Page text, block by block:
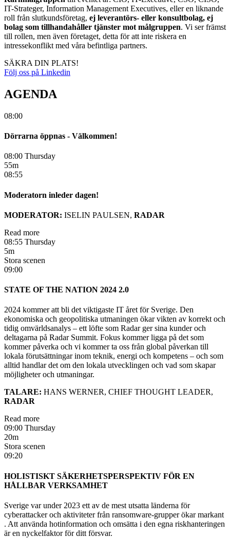
IT-Strateger, Information Management Executives, eller en liknande
roll från slutkundsföretag, ej leverantörs- eller konsultbolag, ej
bolag som tillhandahåller tjänster mot målgruppen. Vi ser främst
till rollen, men även företaget, detta för att inte riskera en
intressekonflikt med våra befintliga partners.
SÄKRA DIN PLATS!
Följ oss på Linkedin
AGENDA
08:00
Dörrarna öppnas - Välkommen!
08:00 Thursday
55m
08:55
Moderatorn inleder dagen!
MODERATOR: ISELIN PAULSEN, RADAR
Read more
08:55 Thursday
5m
Stora scenen
09:00
STATE OF THE NATION 2024 2.0
2024 kommer att bli det viktigaste IT året för Sverige. Den
ekonomiska och geopolitiska utmaningen ökar vikten av korrekt och
tidig omvärldsanalys – ett löfte som Radar ger sina kunder och
deltagarna på Radar Summit. Fokus kommer ligga på det som
kommer påverka och vi kommer ta oss från global påverkan till
lokala förutsättningar inom teknik, energi och kompetens – och som
alltid handlar det om den lokala utvecklingen och vad som skapar
möjligheter och utmaningar.
TALARE: HANS WERNER, CHIEF THOUGHT LEADER,
RADAR
Read more
09:00 Thursday
20m
Stora scenen
09:20
HOLISTISKT SÄKERHETSPERSPEKTIV FÖR EN
HÅLLBAR VERKSAMHET
Sverige var under 2023 ett av de mest utsatta länderna för
cyberattacker och aktiviteter från ransomware-grupper ökar markant
. Att använda hotinformation och omsätta i den egna riskhanteringen
är en nyckelfaktor för ditt försvar.